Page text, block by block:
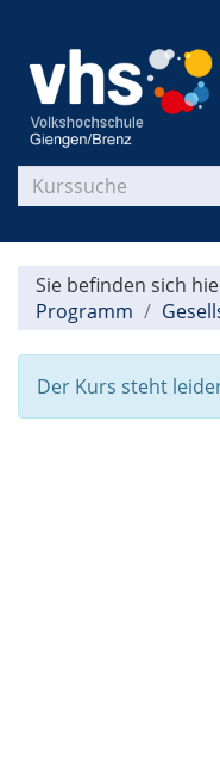
Sie befinden sich
Programm
Der Kurs steht